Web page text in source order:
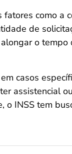
fatores como a
de
o tempo
casos
assistencial
o INSS tem